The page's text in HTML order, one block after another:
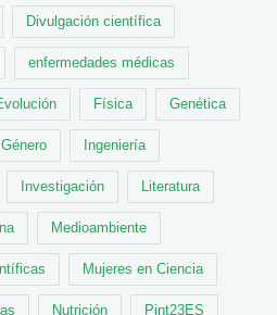
Divulgación científica
enfermedades médicas
Física Genética
Ingeniería
Investigación Literatura
Medioambiente
Mujeres en Ciencia
Nutrición Pint23ES